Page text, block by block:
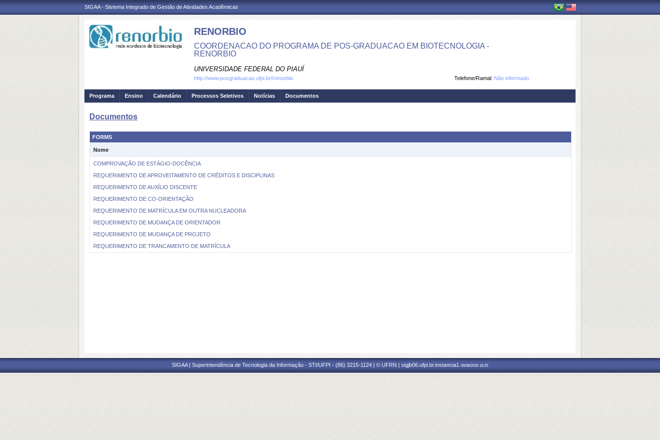
SIGAA - Sistema Integrado de Gestão de Atividades Acadêmicas
RENORBIO
COORDENACAO DO PROGRAMA DE POS-GRADUACAO EM BIOTECNOLOGIA -
RENORBIO
UNIVERSIDADE FEDERAL DO PIAUÍ
Telefone/Ramal: Não informado
http://www.posgraduacao.ufpi.br//renorbio
Programa Ensino Calendário Processos Seletivos Notícias Documentos
Documentos
FORMS
Nome
COMPROVAÇÃO DE ESTÁGIO-DOCÊNCIA
REQUERIMENTO DE APROVEITAMENTO DE CRÉDITOS E DISCIPLINAS
REQUERIMENTO DE AUXÍLIO DISCENTE
REQUERIMENTO DE CO-ORIENTAÇÃO
REQUERIMENTO DE MATRÍCULA EM OUTRA NUCLEADORA
REQUERIMENTO DE MUDANÇA DE ORIENTADOR
REQUERIMENTO DE MUDANÇA DE PROJETO
REQUERIMENTO DE TRANCAMENTO DE MATRÍCULA
SIGAA | Superintendência de Tecnologia da Informação - STI/UFPI - (86) 3215-1124 | © UFRN | sigjb06.ufpi.br.instancia1 06/08/2026 18:25